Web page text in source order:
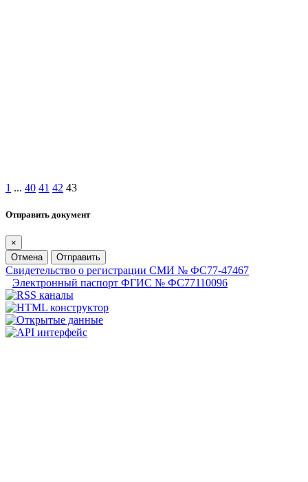
1 ... 40 41 42 43
Отправить документ
×
Отмена
Отправить
Свидетельство о регистрации СМИ № ФС77-47467
Электронный паспорт ФГИС № ФС77110096